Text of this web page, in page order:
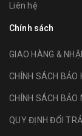
Liên hệ
Chính sách
GIAO HÀNG &
CHÍNH SÁCH BẢO
CHÍNH SÁCH BẢO
QUY ĐỊNH ĐỔI